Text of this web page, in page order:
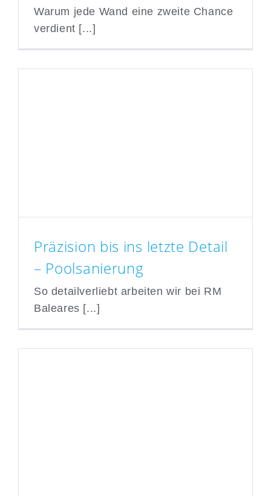
Fassadensanierung auf
Mallorca
Warum jede Wand eine zweite Chance
verdient [...]
Präzision bis ins letzte
Detail – Poolsanierung
Präzision bis ins letzte Detail
– Poolsanierung
So detailverliebt arbeiten wir bei RM
Baleares [...]